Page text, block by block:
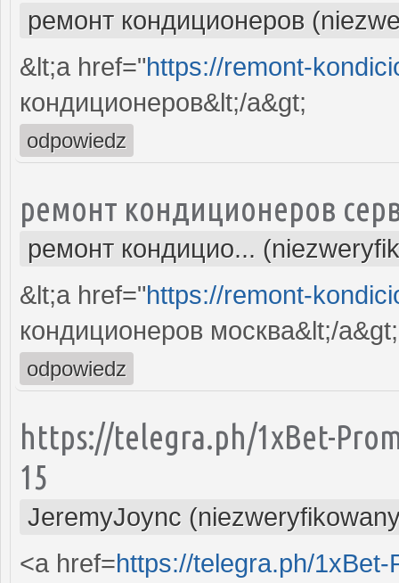
ремонт кондиционеров
&lt;a href="https://remont-
кондиционеров&lt;/a&gt;
odpowiedz
ремонт кондиционеров
ремонт кондицио...
&lt;a href="https://remont-
кондиционеров москва&lt;/a&gt;
odpowiedz
https://telegra.ph/1xBet-
15
JeremyJoync
<a href=https://telegra.ph/